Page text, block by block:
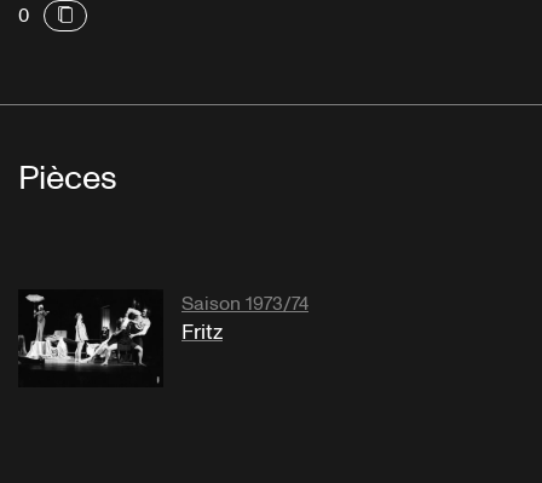
0
Pièces
Saison 1973/74
Fritz